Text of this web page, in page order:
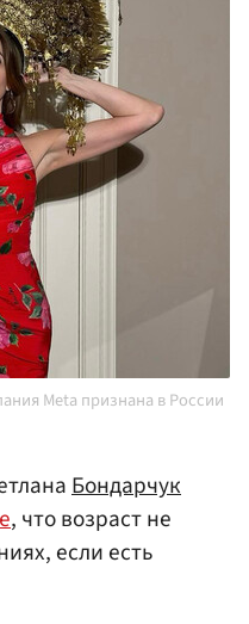
Meta признана в России
Бондарчук
, что возраст не
если есть